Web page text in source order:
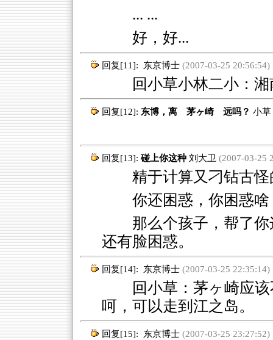
... ...
好，好...
回复[11]: 东京博士(2007-03-25 20:56:54)
回小草小林二小：湘
回复[12]: 东博，离 茅ヶ崎 远吗？ 小草
回复[13]: 碰上你这种 刘大卫 (2007-03-25
精于计算又刁钻古怪
你还困惑，你困惑啥
那么个孩子，帮了
还有脸困惑。
回复[14]: 东京博士(2007-03-25 22:35:14)
回小草：茅ヶ崎应该
呵，可以走到江之岛。
回复[15]: 东京博士(2007-03-25 23:27:52)